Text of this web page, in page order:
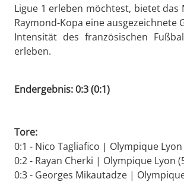
Ligue 1 erleben möchtest, bietet das
Raymond-Kopa eine ausgezeichnete
Intensität des französischen
erleben.
Endergebnis: 0:3 (0:1)
Tore:
0:1 - Nico Tagliafico | Olympique
0:2 - Rayan Cherki | Olympique Lyon
0:3 - Georges Mikautadze |